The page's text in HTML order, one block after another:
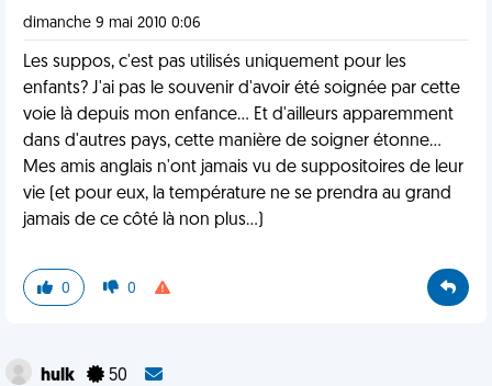
dimanche 9 mai 2010 0:06
Les suppos, c'est pas utilisés uniquement pour les
enfants? J'ai pas le souvenir d'avoir été soignée par cette
voie là depuis mon enfance... Et d'ailleurs apparemment
dans d'autres pays, cette manière de soigner étonne...
Mes amis anglais n'ont jamais vu de suppositoires de leur
vie (et pour eux, la température ne se prendra au grand
jamais de ce côté là non plus...)
0 0
hulk 50